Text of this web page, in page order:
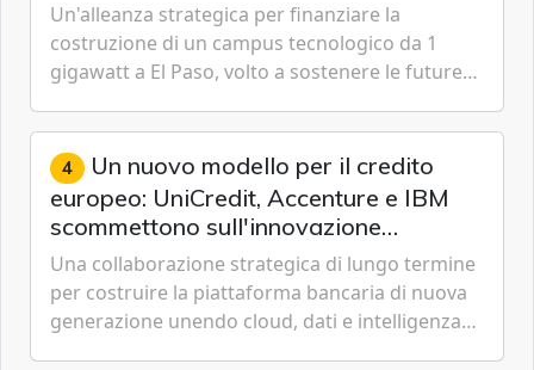
Un'alleanza strategica per finanziare la
costruzione di un campus tecnologico da 1
gigawatt a El Paso, volto a sostenere le future
artificiale dell'azienda di Mark Zuckerberg.
4 Un nuovo modello per il credito
europeo: UniCredit, Accenture e IBM
scommettono sull'innovazione
tecnologica
Una collaborazione strategica di lungo termine
per costruire la piattaforma bancaria di nuova
generazione unendo cloud, dati e intelligenza